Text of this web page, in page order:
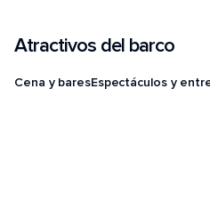
Atractivos del barco
Cena y baresEspectáculos y